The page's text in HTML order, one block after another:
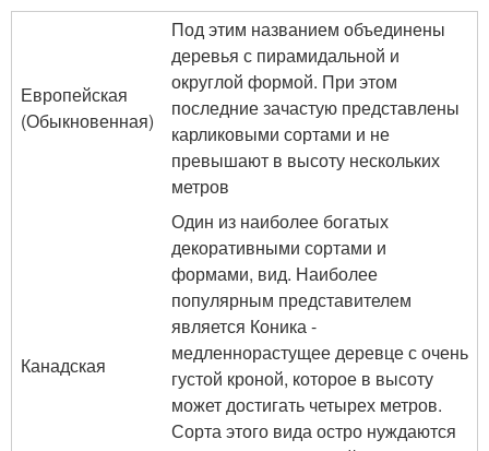
Европейская
(Обыкновенная)
Под этим названием объединены
деревья с пирамидальной и
округлой формой. При этом
последние зачастую представлены
карликовыми сортами и не
превышают в высоту нескольких
метров
Канадская
Один из наиболее богатых
декоративными сортами и
формами, вид. Наиболее
популярным представителем
является Коника -
медленнорастущее деревце с очень
густой кроной, которое в высоту
может достигать четырех метров.
Сорта этого вида остро нуждаются